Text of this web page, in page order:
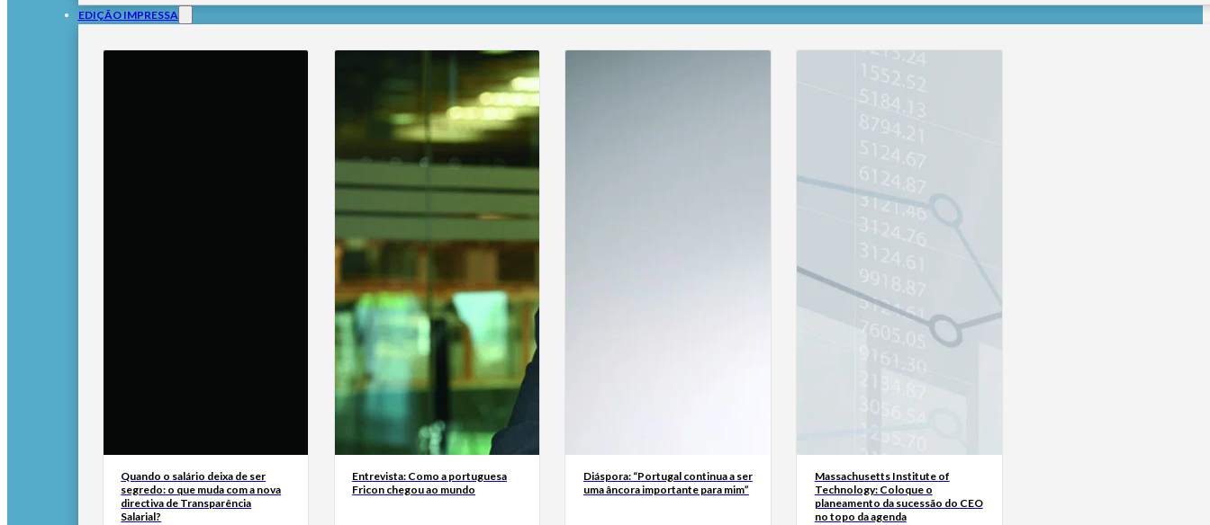
EDIÇÃO IMPRESSA
Quando o salário deixa de ser
segredo: o que muda com a nova
directiva de Transparência
Salarial?
Entrevista: Como a portuguesa
Fricon chegou ao mundo
Diáspora: “Portugal continua a ser
uma âncora importante para mim”
Massachusetts Institute of
Technology: Coloque o
planeamento da sucessão do CEO
no topo da agenda